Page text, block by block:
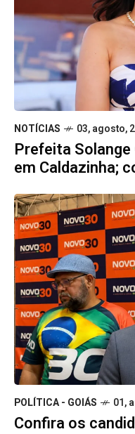
NOTÍCIAS 03, agosto,
Prefeita
em Caldazinha;
POLÍTICA - GOIÁS 01,
Confira os